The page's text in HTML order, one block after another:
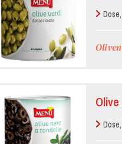
Oliven